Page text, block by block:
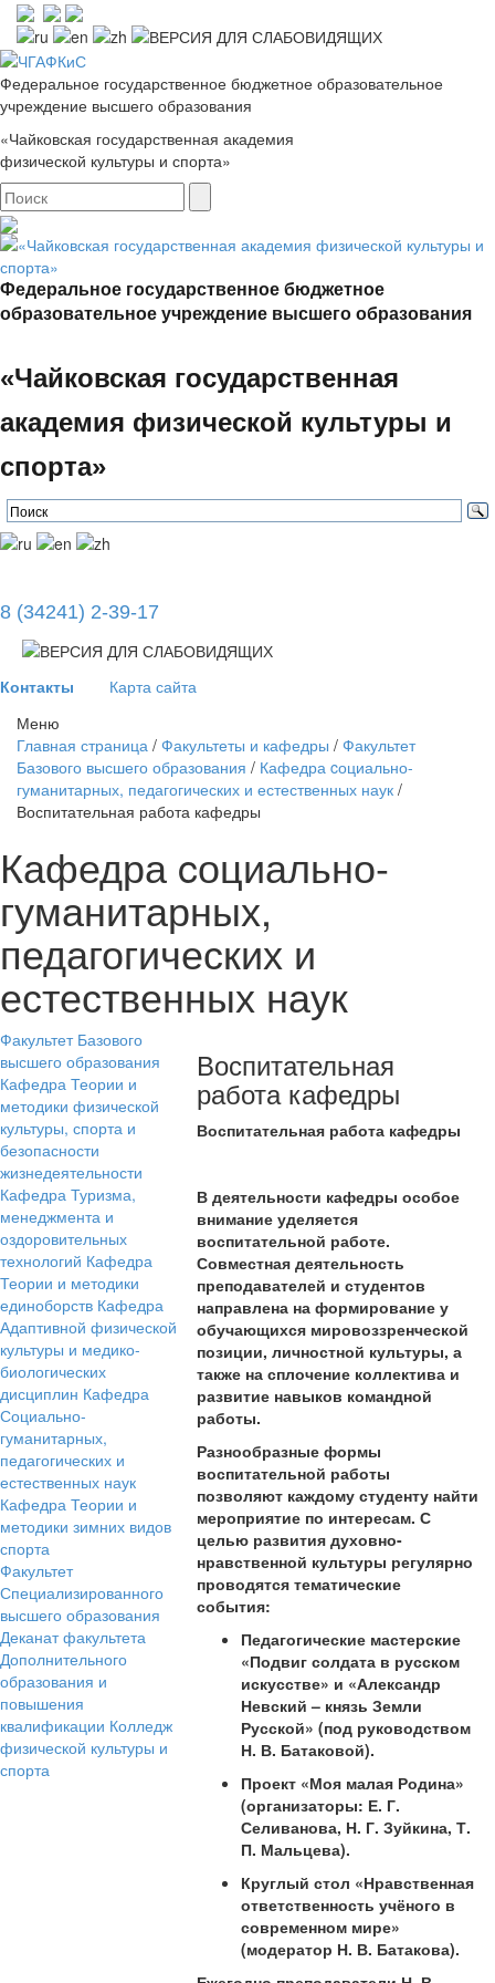
Федеральное государственное бюджетное образовательное
учреждение высшего образования
«Чайковская государственная академия
физической культуры и спорта»
Федеральное государственное бюджетное
образовательное учреждение высшего образования
«Чайковская государственная
академия физической культуры и
спорта»
8 (34241) 2-39-17
Контакты Карта сайта
Меню
Главная страница / Факультеты и кафедры / Факультет
Базового высшего образования / Кафедра cоциально-
гуманитарных, педагогических и естественных наук /
Воспитательная работа кафедры
Кафедра cоциально-
гуманитарных,
педагогических и
естественных наук
Факультет Базового
высшего образования
Кафедра Теории и
методики физической
культуры, спорта и
безопасности
жизнедеятельности
Кафедра Туризма,
менеджмента и
оздоровительных
технологий Кафедра
Теории и методики
единоборств Кафедра
Адаптивной физической
культуры и медико-
биологических
дисциплин Кафедра
Социально-
гуманитарных,
педагогических и
естественных наук
Кафедра Теории и
методики зимних видов
спорта
Факультет
Специализированного
высшего образования
Деканат факультета
Дополнительного
образования и
повышения
квалификации Колледж
физической культуры и
спорта
Воспитательная
работа кафедры
Воспитательная работа кафедры
В деятельности кафедры особое
внимание уделяется
воспитательной работе.
Совместная деятельность
преподавателей и студентов
направлена на формирование у
обучающихся мировоззренческой
позиции, личностной культуры, а
также на сплочение коллектива и
развитие навыков командной
работы.
Разнообразные формы
воспитательной работы
позволяют каждому студенту найти
мероприятие по интересам. С
целью развития духовно-
нравственной культуры регулярно
проводятся тематические
события:
Педагогические мастерские
«Подвиг солдата в русском
искусстве» и «Александр
Невский – князь Земли
Русской» (под руководством
Н. В. Батаковой).
Проект «Моя малая Родина»
(организаторы: Е. Г.
Селиванова, Н. Г. Зуйкина, Т.
П. Мальцева).
Круглый стол «Нравственная
ответственность учёного в
современном мире»
(модератор Н. В. Батакова).